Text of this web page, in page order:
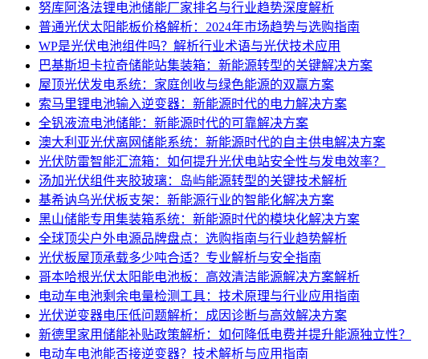
努库阿洛法锂电池储能厂家排名与行业趋势深度解析
普通光伏太阳能板价格解析：2024年市场趋势与选购指南
WP是光伏电池组件吗？解析行业术语与光伏技术应用
巴基斯坦卡拉奇储能站集装箱：新能源转型的关键解决方案
屋顶光伏发电系统：家庭创收与绿色能源的双赢方案
索马里锂电池输入逆变器：新能源时代的电力解决方案
全钒液流电池储能：新能源时代的可靠解决方案
澳大利亚光伏离网储能系统：新能源时代的自主供电解决方案
光伏防雷智能汇流箱：如何提升光伏电站安全性与发电效率？
汤加光伏组件夹胶玻璃：岛屿能源转型的关键技术解析
基希讷乌光伏板支架：新能源行业的智能化解决方案
黑山储能专用集装箱系统：新能源时代的模块化解决方案
全球顶尖户外电源品牌盘点：选购指南与行业趋势解析
光伏板屋顶承载多少吨合适？专业解析与安全指南
哥本哈根光伏太阳能电池板：高效清洁能源解决方案解析
电动车电池剩余电量检测工具：技术原理与行业应用指南
光伏逆变器电压低问题解析：成因诊断与高效解决方案
新德里家用储能补贴政策解析：如何降低电费并提升能源独立性？
电动车电池能否接逆变器？技术解析与应用指南